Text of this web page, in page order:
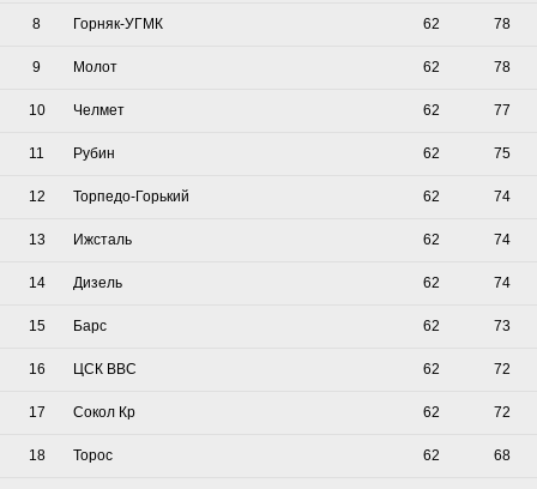
8 Горняк-УГМК 62 78
9 Молот 62 78
10 Челмет 62 77
11 Рубин 62 75
12 Торпедо-Горький 62 74
13 Ижсталь 62 74
14 Дизель 62 74
15 Барс 62 73
16 ЦСК ВВС 62 72
17 Сокол Кр 62 72
18 Торос 62 68